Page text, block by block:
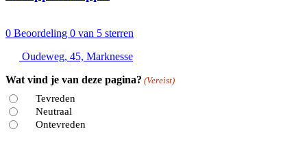
0 Beoordeling 0 van 5 sterren
Oudeweg, 45, Marknesse
Wat vind je van deze pagina? (Vereist)
Tevreden
Neutraal
Ontevreden